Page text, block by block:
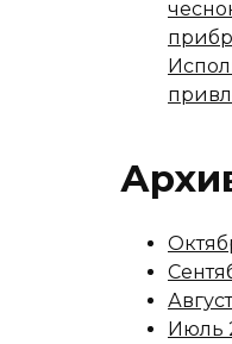
Июль